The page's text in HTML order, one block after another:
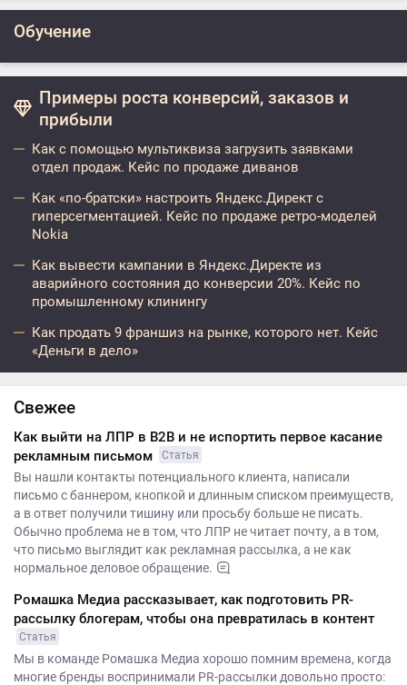
Обучение
Примеры роста конверсий, заказов и
прибыли
Как с помощью мультиквиза загрузить заявками
отдел продаж. Кейс по продаже диванов
Как «по-братски» настроить Яндекс.Директ с
гиперсегментацией. Кейс по продаже ретро-моделей
Nokia
Как вывести кампании в Яндекс.Директе из
аварийного состояния до конверсии 20%. Кейс по
промышленному клинингу
Как продать 9 франшиз на рынке, которого нет. Кейс
«Деньги в дело»
Свежее
Как выйти на ЛПР в B2B и не испортить первое касание
рекламным письмом
Статья
Вы нашли контакты потенциального клиента, написали
письмо с баннером, кнопкой и длинным списком преимуществ,
а в ответ получили тишину или просьбу больше не писать.
Обычно проблема не в том, что ЛПР не читает почту, а в том,
что письмо выглядит как рекламная рассылка, а не как
нормальное деловое обращение.
Ромашка Медиа рассказывает, как подготовить PR-
рассылку блогерам, чтобы она превратилась в контент
Статья
Мы в команде Ромашка Медиа хорошо помним времена, когда
многие бренды воспринимали PR-рассылки довольно просто: